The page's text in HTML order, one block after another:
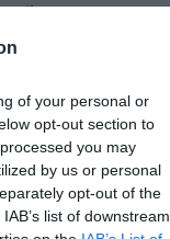
of your personal or
opt-out section to
you may
by us or personal
opt-out of the
list of downstream
il
e
per
ben